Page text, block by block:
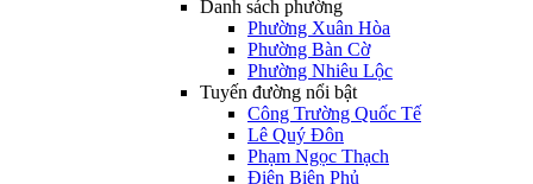
Danh sách phường
Phường Xuân Hòa
Phường Bàn Cờ
Phường Nhiêu Lộc
Tuyến đường nổi bật
Công Trường Quốc Tế
Lê Quý Đôn
Phạm Ngọc Thạch
Điện Biên Phủ